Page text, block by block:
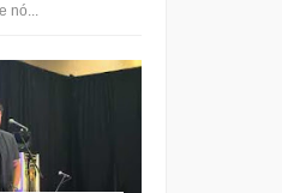
nó...